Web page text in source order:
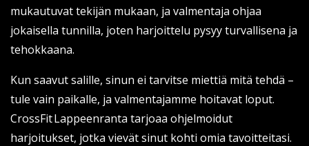
mukautuvat tekijän mukaan, ja valmentaja ohjaa
jokaisella tunnilla, joten harjoittelu pysyy turvallisena ja
tehokkaana.
Kun saavut salille, sinun ei tarvitse miettiä mitä tehdä –
tule vain paikalle, ja valmentajamme hoitavat loput.
CrossFit Lappeenranta tarjoaa ohjelmoidut
harjoitukset, jotka vievät sinut kohti omia tavoitteitasi.